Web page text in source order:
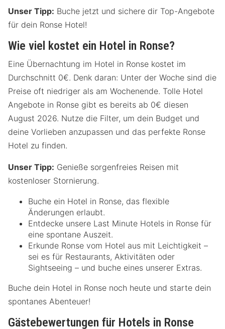
Unser Tipp: Buche jetzt und sichere dir Top-Angebote
für dein Ronse Hotel!
Wie viel kostet ein Hotel in Ronse?
Eine Übernachtung im Hotel in Ronse kostet im
Durchschnitt 0€. Denk daran: Unter der Woche sind die
Preise oft niedriger als am Wochenende. Tolle Hotel
Angebote in Ronse gibt es bereits ab 0€ diesen
August 2026. Nutze die Filter, um dein Budget und
deine Vorlieben anzupassen und das perfekte Ronse
Hotel zu finden.
Unser Tipp: Genieße sorgenfreies Reisen mit
kostenloser Stornierung.
Buche ein Hotel in Ronse, das flexible
Änderungen erlaubt.
Entdecke unsere Last Minute Hotels in Ronse für
eine spontane Auszeit.
Erkunde Ronse vom Hotel aus mit Leichtigkeit –
sei es für Restaurants, Aktivitäten oder
Sightseeing – und buche eines unserer Extras.
Buche dein Hotel in Ronse noch heute und starte dein
spontanes Abenteuer!
Gästebewertungen für Hotels in Ronse